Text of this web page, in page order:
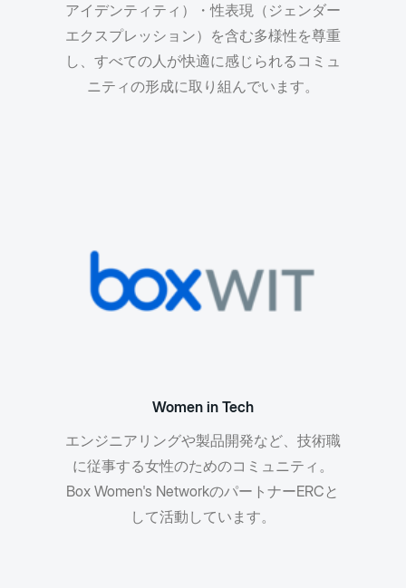
アイデンティティ）・性表現（ジェンダー
エクスプレッション）を含む多様性を尊重
し、すべての人が快適に感じられるコミュ
ニティの形成に取り組んでいます。
Women in Tech
エンジニアリングや製品開発など、技術職
に従事する女性のためのコミュニティ。
Box Women's NetworkのパートナーERCと
して活動しています。